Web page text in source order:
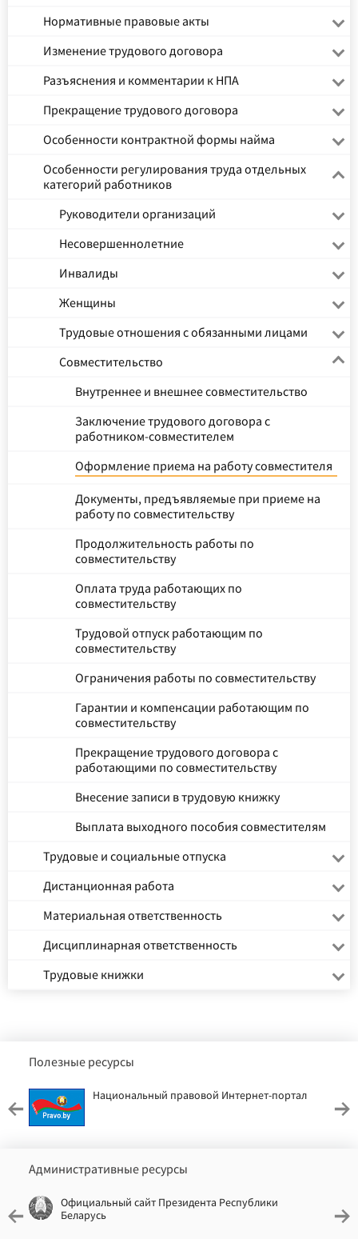
Нормативные правовые акты
Изменение трудового договора
Разъяснения и комментарии к НПА
Прекращение трудового договора
Особенности контрактной формы найма
Особенности регулирования труда отдельных
категорий работников
Руководители организаций
Несовершеннолетние
Инвалиды
Женщины
Трудовые отношения с обязанными лицами
Совместительство
Внутреннее и внешнее совместительство
Заключение трудового договора с
работником-совместителем
Оформление приема на работу совместителя
Документы, предъявляемые при приеме на
работу по совместительству
Продолжительность работы по
совместительству
Оплата труда работающих по
совместительству
Трудовой отпуск работающим по
совместительству
Ограничения работы по совместительству
Гарантии и компенсации работающим по
совместительству
Прекращение трудового договора с
работающими по совместительству
Внесение записи в трудовую книжку
Выплата выходного пособия совместителям
Трудовые и социальные отпуска
Дистанционная работа
Материальная ответственность
Дисциплинарная ответственность
Трудовые книжки
Полезные ресурсы
Национальный правовой Интернет-портал
Административные ресурсы
Официальный сайт Президента Республики
Беларусь